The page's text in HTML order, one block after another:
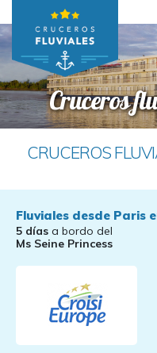
Cruceros
CRUCEROS
Fluviales desde Paris
5 días a bordo del
Ms Seine Princess